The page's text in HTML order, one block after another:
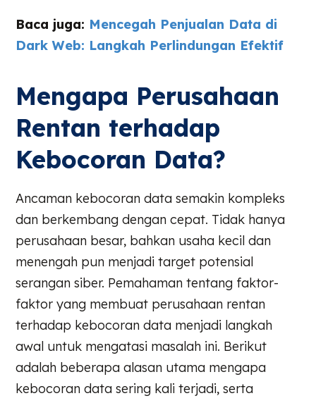
Baca juga: Mencegah Penjualan Data di
Dark Web: Langkah Perlindungan Efektif
Mengapa Perusahaan
Rentan terhadap
Kebocoran Data?
Ancaman kebocoran data semakin kompleks
dan berkembang dengan cepat. Tidak hanya
perusahaan besar, bahkan usaha kecil dan
menengah pun menjadi target potensial
serangan siber. Pemahaman tentang faktor-
faktor yang membuat perusahaan rentan
terhadap kebocoran data menjadi langkah
awal untuk mengatasi masalah ini. Berikut
adalah beberapa alasan utama mengapa
kebocoran data sering kali terjadi, serta